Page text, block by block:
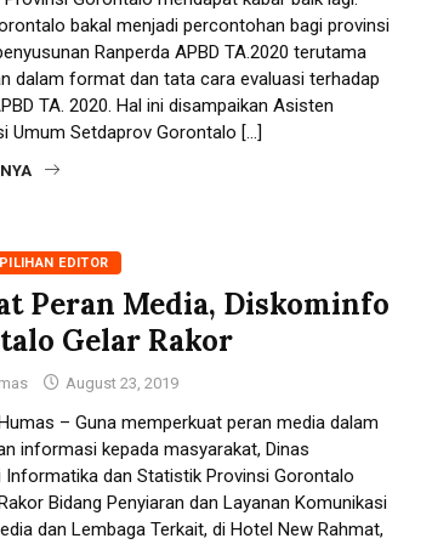
bakal menjadi percontohan bagi provinsi
Ranperda APBD TA.2020 terutama
dalam format dan tata cara evaluasi terhadap
TA. 2020. Hal ini disampaikan Asisten
Umum Setdaprov Gorontalo […]
PILIHAN EDITOR
Peran Media, Diskominfo
Gelar Rakor
August 23, 2019
– Guna memperkuat peran media dalam
informasi kepada masyarakat, Dinas
Informatika dan Statistik Provinsi Gorontalo
Bidang Penyiaran dan Layanan Komunikasi
dan Lembaga Terkait, di Hotel New Rahmat,